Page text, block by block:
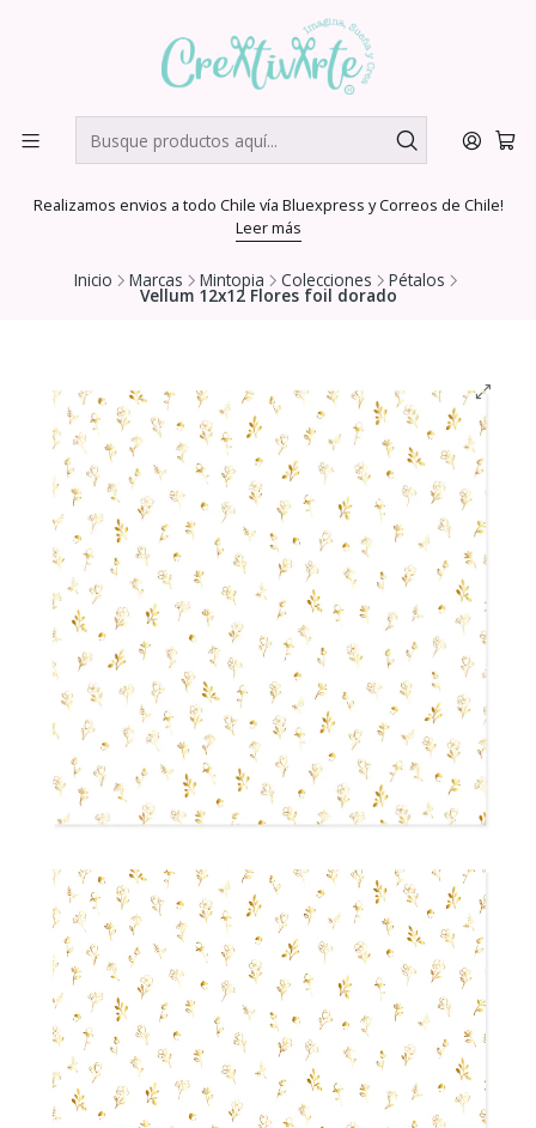
Realizamos envios a todo Chile vía Bluexpress y Correos de Chile!
Leer más
Inicio Marcas Mintopia Colecciones Pétalos
Vellum 12x12 Flores foil dorado